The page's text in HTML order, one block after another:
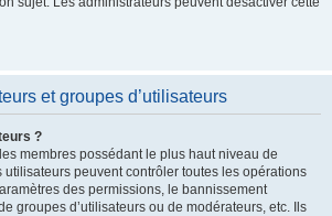
et groupes d’utilisateurs
?
membres possédant le plus haut niveau de
utilisateurs peuvent contrôler toutes les opérations
des permissions, le bannissement
groupes d’utilisateurs ou de modérateurs, etc. Ils